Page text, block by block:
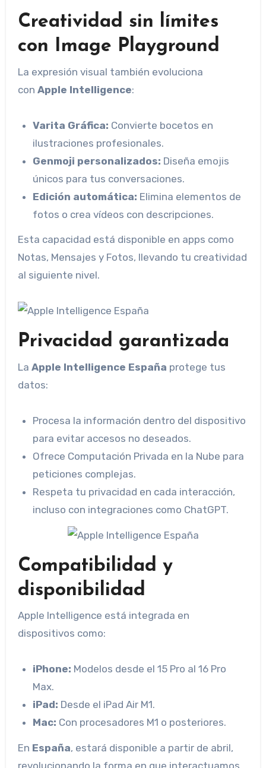
Creatividad sin límites
con Image Playground
La expresión visual también evoluciona
con Apple Intelligence:
Varita Gráfica: Convierte bocetos en
ilustraciones profesionales.
Genmoji personalizados: Diseña emojis
únicos para tus conversaciones.
Edición automática: Elimina elementos de
fotos o crea vídeos con descripciones.
Esta capacidad está disponible en apps como
Notas, Mensajes y Fotos, llevando tu creatividad
al siguiente nivel.
Privacidad garantizada
La Apple Intelligence España protege tus
datos:
Procesa la información dentro del dispositivo
para evitar accesos no deseados.
Ofrece Computación Privada en la Nube para
peticiones complejas.
Respeta tu privacidad en cada interacción,
incluso con integraciones como ChatGPT.
Compatibilidad y
disponibilidad
Apple Intelligence está integrada en
dispositivos como:
iPhone: Modelos desde el 15 Pro al 16 Pro
Max.
iPad: Desde el iPad Air M1.
Mac: Con procesadores M1 o posteriores.
En España, estará disponible a partir de abril,
revolucionando la forma en que interactuamos